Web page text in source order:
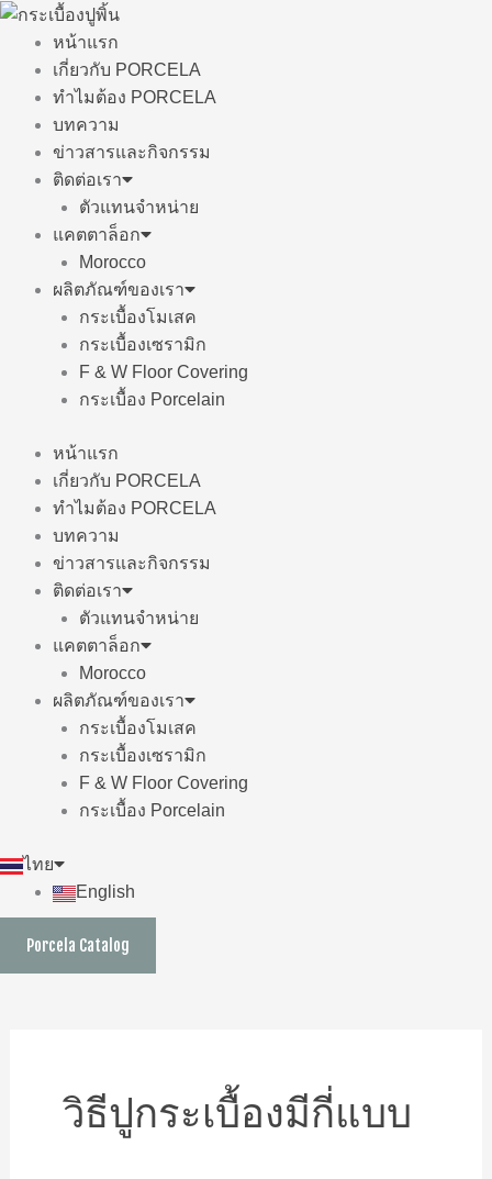
Skip
content
หน้าแรก
เกี่ยวกับ PORCELA
ทำไมต้อง PORCELA
บทความ
ข่าวสารและกิจกรรม
ติดต่อเรา
ตัวแทนจำหน่าย
แคตตาล็อก
Morocco
ผลิตภัณฑ์ของเรา
กระเบื้องโมเสค
กระเบื้องเซรามิก
F & W Floor Covering
กระเบื้อง Porcelain
หน้าแรก
เกี่ยวกับ PORCELA
ทำไมต้อง PORCELA
บทความ
ข่าวสารและกิจกรรม
ติดต่อเรา
ตัวแทนจำหน่าย
แคตตาล็อก
Morocco
ผลิตภัณฑ์ของเรา
กระเบื้องโมเสค
กระเบื้องเซรามิก
F & W Floor Covering
กระเบื้อง Porcelain
ไทย
English
Porcela Catalog
วิธีปูกระเบื้องมีกี่แบบ